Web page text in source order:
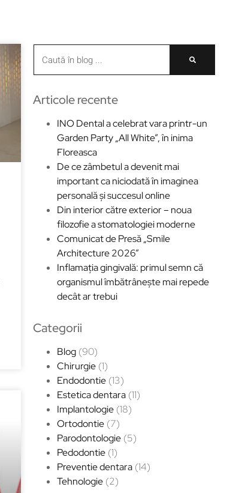
Articole recente
INO Dental a celebrat vara printr-un
Garden Party „All White”, în inima
Floreasca
De ce zâmbetul a devenit mai
important ca niciodată în imaginea
personală și succesul online
Din interior către exterior – noua
filozofie a stomatologiei moderne
Comunicat de Presă „Smile
Architecture 2026”
Inflamația gingivală: primul semn că
organismul îmbătrânește mai repede
decât ar trebui
Categorii
Blog (90)
Chirurgie (1)
Endodontie (13)
Estetica dentara (11)
Implantologie (18)
Ortodontie (7)
Parodontologie (5)
Pedodontie (1)
Preventie dentara (14)
Tehnologie (2)